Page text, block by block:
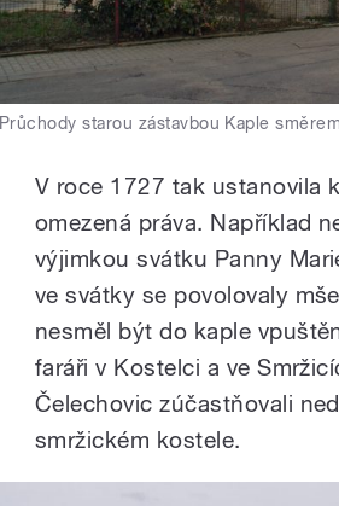
Průchody starou zástavbou Kaple
V roce 1727 tak ustanovila
omezená práva. Například
výjimkou svátku Panny
ve svátky se povolovaly
nesměl být do kaple
faráři v Kostelci a ve
Čelechovic zúčastňovali
smržickém kostele.